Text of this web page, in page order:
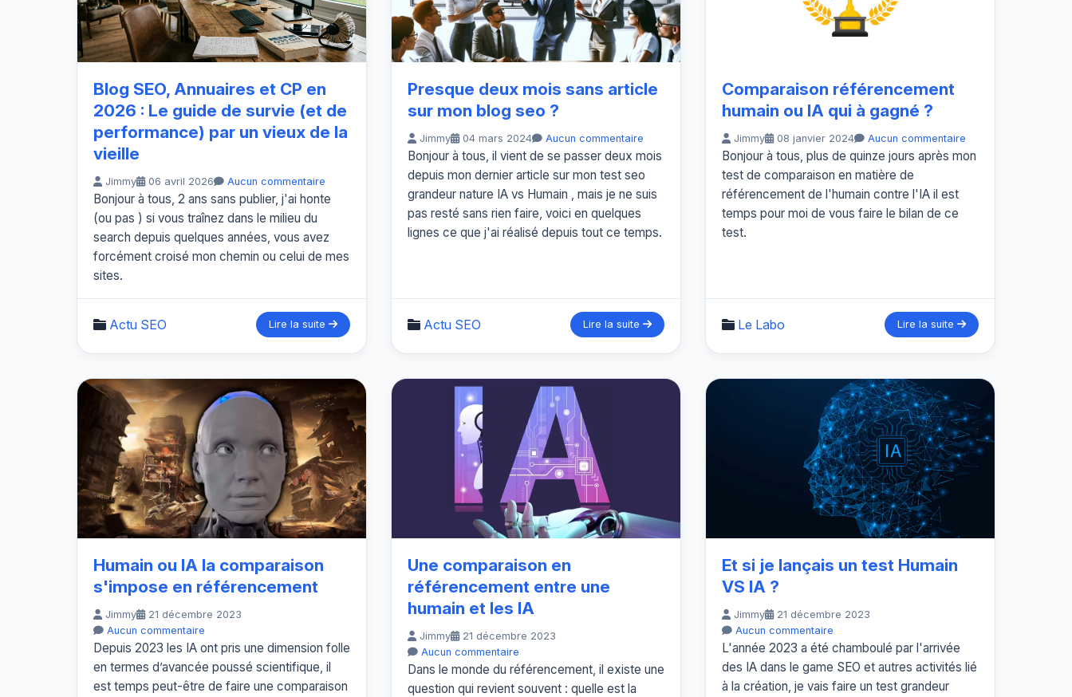
Blog SEO, Annuaires et CP en
2026 : Le guide de survie (et de
performance) par un vieux de la
vieille
Jimmy 06 avril 2026 Aucun commentaire
Bonjour à tous, 2 ans sans publier, j'ai honte
(ou pas ) si vous traînez dans le milieu du
search depuis quelques années, vous avez
forcément croisé mon chemin ou celui de mes
sites.
Actu SEO Lire la suite
Presque deux mois sans article
sur mon blog seo ?
Jimmy 04 mars 2024 Aucun commentaire
Bonjour à tous, il vient de se passer deux mois
depuis mon dernier article sur mon test seo
grandeur nature IA vs Humain , mais je ne suis
pas resté sans rien faire, voici en quelques
lignes ce que j'ai réalisé depuis tout ce temps.
Actu SEO Lire la suite
Comparaison référencement
humain ou IA qui à gagné ?
Jimmy 08 janvier 2024 Aucun commentaire
Bonjour à tous, plus de quinze jours après mon
test de comparaison en matière de
référencement de l'humain contre l'IA il est
temps pour moi de vous faire le bilan de ce
test.
Le Labo Lire la suite
Humain ou IA la comparaison
s'impose en référencement
Jimmy
21 décembre 2023
Aucun commentaire
Depuis 2023 les IA ont pris une dimension folle
en termes d’avancée poussé scientifique, il
est temps peut-être de faire une comparaison
Une comparaison en
référencement entre une
humain et les IA
Jimmy
21 décembre 2023
Aucun commentaire
Dans le monde du référencement, il existe une
question qui revient souvent : quelle est la
Et si je lançais un test Humain
VS IA ?
Jimmy
21 décembre 2023
Aucun commentaire
L'année 2023 a été chamboulé par l'arrivée
des IA dans le game SEO et autres activités lié
à la création, je vais faire un test grandeur